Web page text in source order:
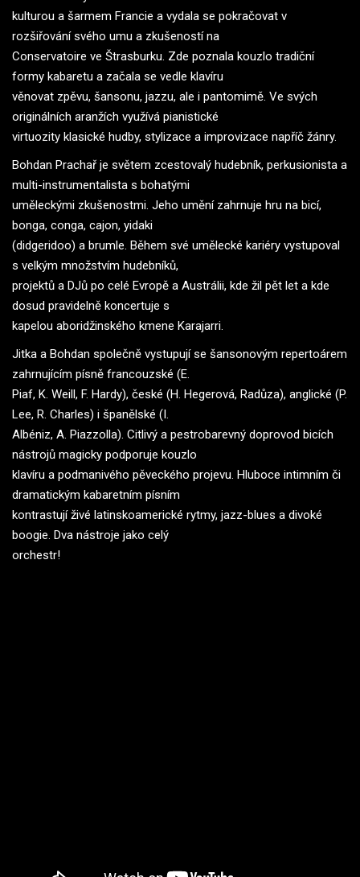
kulturou a šarmem Francie a vydala se pokračovat v
rozšiřování svého umu a zkušeností na
Conservatoire ve Štrasburku. Zde poznala kouzlo tradiční
formy kabaretu a začala se vedle klavíru
věnovat zpěvu, šansonu, jazzu, ale i pantomimě. Ve svých
originálních aranžích využívá pianistické
virtuozity klasické hudby, stylizace a improvizace napříč žánry.
Bohdan Prachař je světem zcestovalý hudebník, perkusionista a
multi-instrumentalista s bohatými
uměleckými zkušenostmi. Jeho umění zahrnuje hru na bicí,
bonga, conga, cajon, yidaki
(didgeridoo) a brumle. Během své umělecké kariéry vystupoval
s velkým množstvím hudebníků,
projektů a DJů po celé Evropě a Austrálii, kde žil pět let a kde
dosud pravidelně koncertuje s
kapelou aboridžinského kmene Karajarri.
Jitka a Bohdan společně vystupují se šansonovým repertoárem
zahrnujícím písně francouzské (E.
Piaf, K. Weill, F. Hardy), české (H. Hegerová, Radůza), anglické (P.
Lee, R. Charles) i španělské (I.
Albéniz, A. Piazzolla). Citlivý a pestrobarevný doprovod bicích
nástrojů magicky podporuje kouzlo
klavíru a podmanivého pěveckého projevu. Hluboce intimním či
dramatickým kabaretním písním
kontrastují živé latinskoamerické rytmy, jazz-blues a divoké
boogie. Dva nástroje jako celý
orchestr!